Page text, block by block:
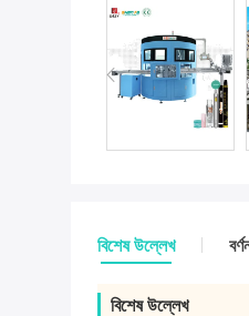
বিশেষ উল্লেখ
বিশেষ উল্লেখ